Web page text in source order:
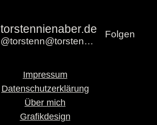
torstennienaber.de
@torstenn@torstennienaber.de
Folgen
Impressum
Datenschutzerklärung
Über mich
Grafikdesign